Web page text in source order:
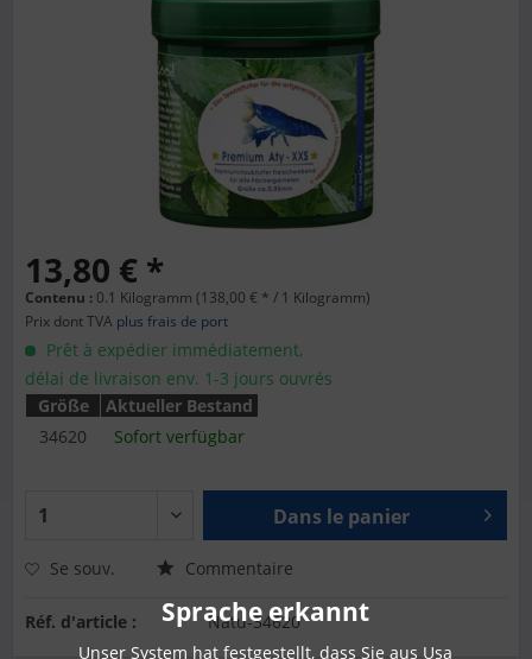
13,80 € *
Contenu : 0.1 Kilogramm (138,00 € * / 1 Kilogramm)
Prix dont TVA plus frais de port
Prêt à expédier immédiatement,
délai de livraison env. 1-3 jours ouvrés
Größe
Aktueller Bestand
34620
Sofort verfügbar
Dans le panier
Se souv. Commentaire
Réf. d'article : Natu-34620
Sprache erkannt
Unser System hat festgestellt, dass Sie aus Usa